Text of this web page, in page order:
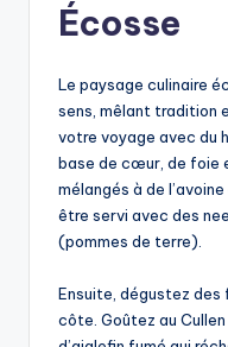
Écosse
Le paysage culinaire
sens, mêlant tradition
votre voyage avec du
base de cœur, de foie
mélangés à de
être servi avec des
(pommes de terre).
Ensuite, dégustez des
côte. Goûtez au